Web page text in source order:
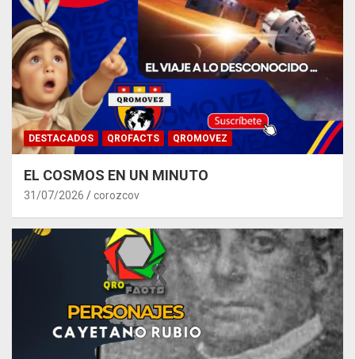
DESTACADOS QROFACTS QROMOVEZ
EL COSMOS EN UN MINUTO
31/07/2026 corozcov